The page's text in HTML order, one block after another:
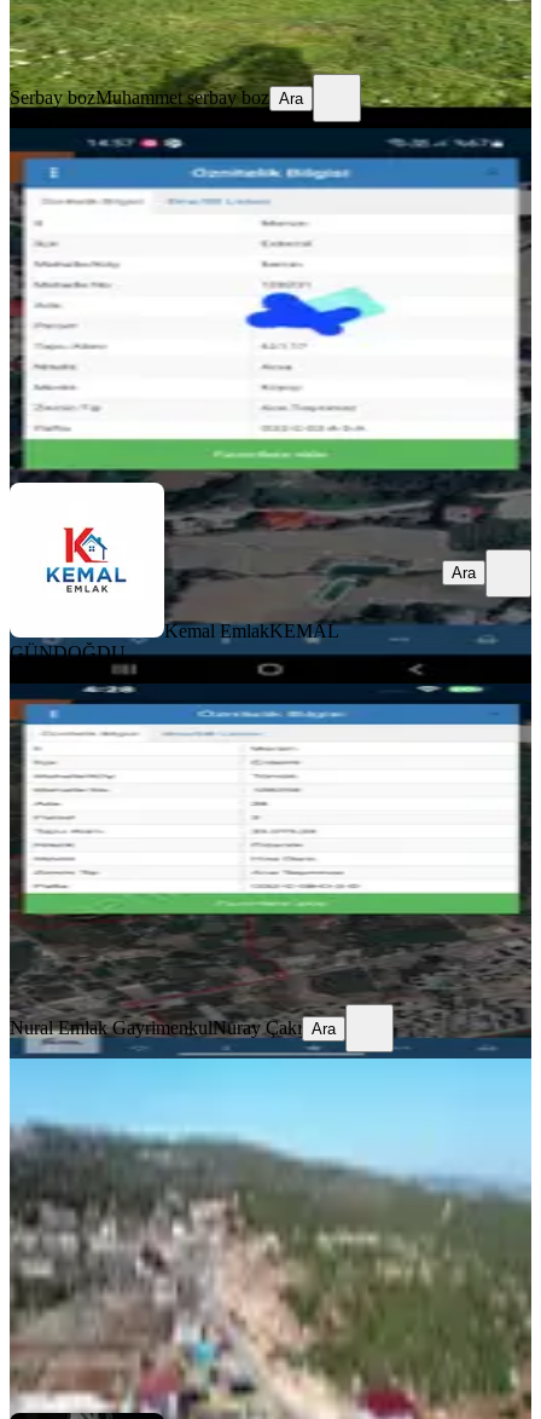
Serbay bozMuhammet serbay boz
Ara
Serbay bozMuhammet serbay boz Ara
Kemal Emlak 'tan Satılık Arsa
Erdemli, İlemin Mahallesi
3.487/m²·02.09.2025
Kemal Emlak KEMAL GÜNDOĞDU
Ara
Kemal EmlakKEMAL
GÜNDOĞDU
Ara
Tömük'te İmara Yakın Satılık Dikenli
Limon Bahçesı.
Erdemli, Tömük Mahallesi
2.943/m²·
100.000.000 ₺
Nural Emlak Gayrimenkul Nuray Çakı
Ara
Nural Emlak GayrimenkulNuray Çakı Ara
Erdemli, Arslanlı Mahallesi
1678 m²
4.470/m² 22.05.2026
7.500.000 ₺
LİDYA EMLAKuğur ülker
Ara